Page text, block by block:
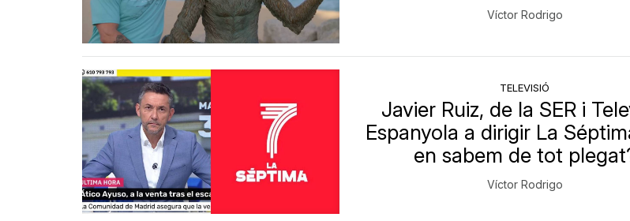
Víctor Rodrigo
TELEVISIÓ
Javier Ruiz, de la SER i
Espanyola a dirigir La
en sabem de tot
Víctor Rodrigo